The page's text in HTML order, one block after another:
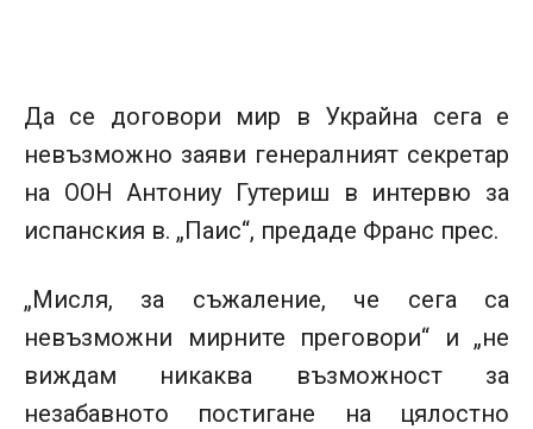
Да се договори мир в Украйна сега е
невъзможно заяви генералният секретар
на ООН Антониу Гутериш в интервю за
испанския в. „Паис“, предаде Франс прес.
„Мисля, за съжаление, че сега са
невъзможни мирните преговори“ и „не
виждам никаква възможност за
незабавното постигане на цялостно